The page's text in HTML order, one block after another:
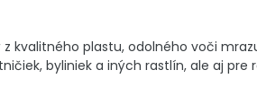
z kvalitného plastu, odolného voči
byliniek a iných rastlín, ale aj pre